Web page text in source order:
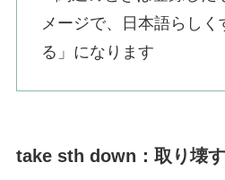
メージで、日本語らし
る」になります
take sth down：取り壊す